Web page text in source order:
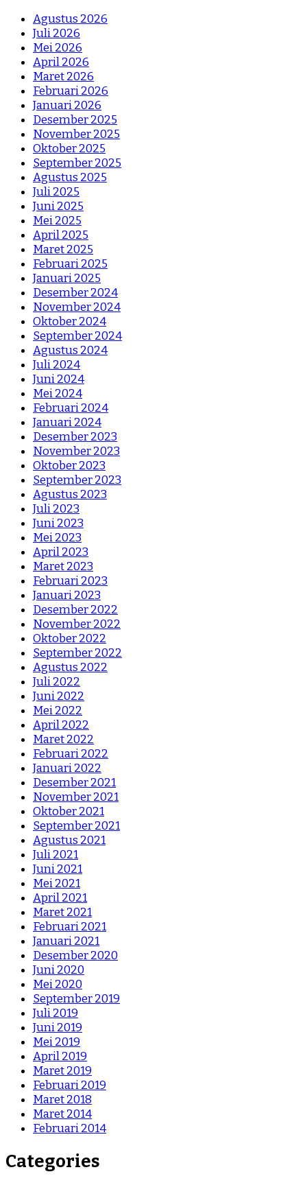
Agustus 2026
Juli 2026
Mei 2026
April 2026
Maret 2026
Februari 2026
Januari 2026
Desember 2025
November 2025
Oktober 2025
September 2025
Agustus 2025
Juli 2025
Juni 2025
Mei 2025
April 2025
Maret 2025
Februari 2025
Januari 2025
Desember 2024
November 2024
Oktober 2024
September 2024
Agustus 2024
Juli 2024
Juni 2024
Mei 2024
Februari 2024
Januari 2024
Desember 2023
November 2023
Oktober 2023
September 2023
Agustus 2023
Juli 2023
Juni 2023
Mei 2023
April 2023
Maret 2023
Februari 2023
Januari 2023
Desember 2022
November 2022
Oktober 2022
September 2022
Agustus 2022
Juli 2022
Juni 2022
Mei 2022
April 2022
Maret 2022
Februari 2022
Januari 2022
Desember 2021
November 2021
Oktober 2021
September 2021
Agustus 2021
Juli 2021
Juni 2021
Mei 2021
April 2021
Maret 2021
Februari 2021
Januari 2021
Desember 2020
Juni 2020
Mei 2020
September 2019
Juli 2019
Juni 2019
Mei 2019
April 2019
Maret 2019
Februari 2019
Maret 2018
Maret 2014
Februari 2014
Categories